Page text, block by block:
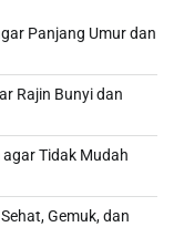
Panjang Umur dan
Rajin Bunyi dan
Tidak Mudah
Gemuk, dan